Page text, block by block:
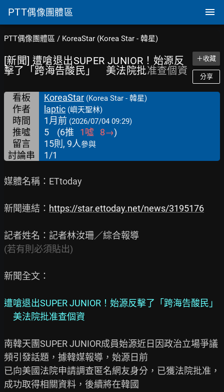
PTT偶像團體區
PTT偶像團體區 / KoreaStar (Korea Star - 韓星)
[新聞] 遭嗆退出SUPER JUNIOR！始源反
擊了「跨海告酸民」 美法院批准查個資
＋收藏
分享
看板 KoreaStar (Korea Star - 韓星)
作者 laptic (嶼天聖林)
時間 1月前 (2026/07/04 09:29)
推噓 5 (6推 1噓 8→)
留言
15則, 9人參與
討論串 1/1
媒體名稱：ETtoday
新聞連結： https://star.ettoday.net/news/3195176
(若有則必須貼出)
新聞全文：
遭嗆退出SUPER JUNIOR！始源反擊了「跨海告酸民」
美法院批准查個資
南韓天團SUPER JUNIOR成員始源近日因政治立場爭議
頻引發話題，據韓媒報導，始源日前
已向美國法院申請調查匿名網友身分，已獲法院批准，
成功取得相關資料，後續將在韓國